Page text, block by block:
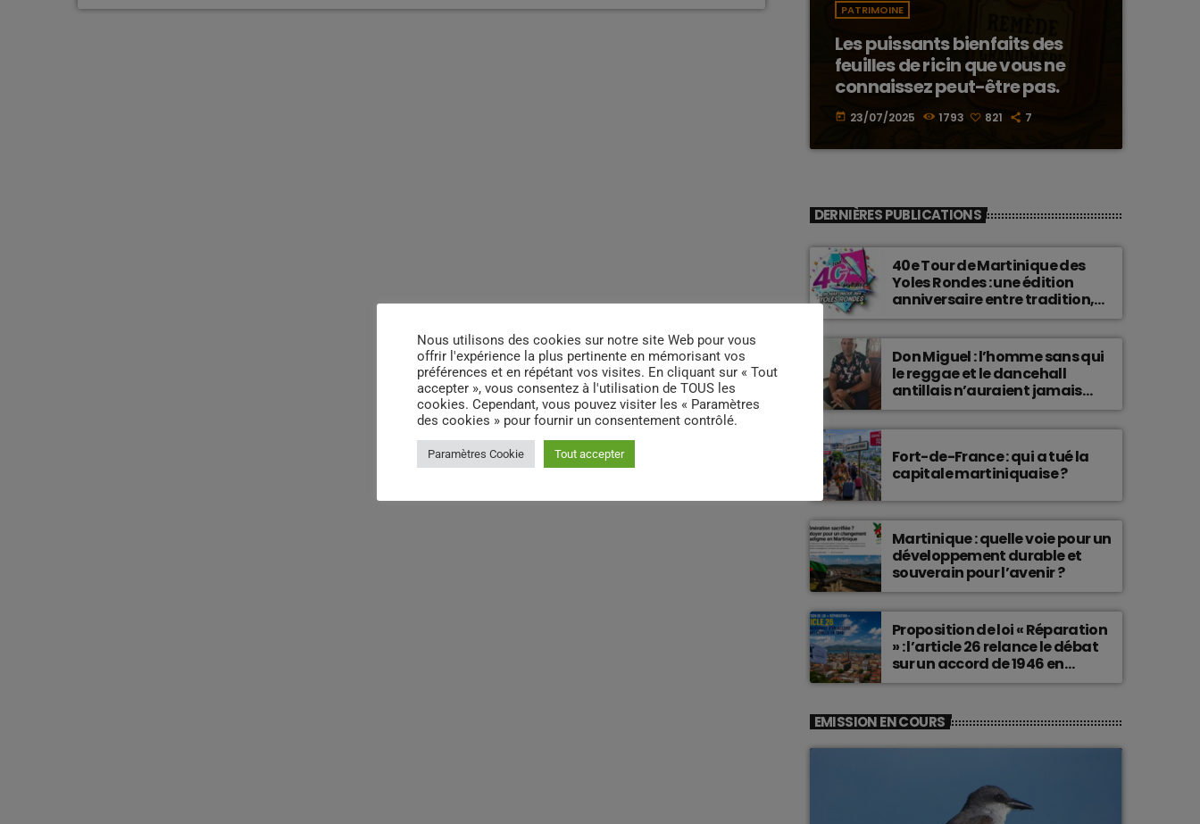
PATRIMOINE
Les puissants bienfaits des
feuilles de ricin que vous ne
connaissez peut-être pas.
today 23/07/2025 1793 821 7
DERNIÈRES PUBLICATIONS
40e Tour de Martinique des
Yoles Rondes : une édition
anniversaire entre tradition,
passion et fierté
martiniquaise.
Don Miguel : l’homme sans qui
le reggae et le dancehall
antillais n’auraient jamais
connu une telle histoire.
Fort-de-France : qui a tué la
capitale martiniquaise ?
Martinique : quelle voie pour un
développement durable et
souverain pour l’avenir ?
Proposition de loi « Réparation
» : l’article 26 relance le débat
sur un accord de 1946 en
Martinique
EMISSION EN COURS
Nous utilisons des cookies sur notre site Web pour vous
offrir l'expérience la plus pertinente en mémorisant vos
préférences et en répétant vos visites. En cliquant sur « Tout
accepter », vous consentez à l'utilisation de TOUS les
cookies. Cependant, vous pouvez visiter les « Paramètres
des cookies » pour fournir un consentement contrôlé.
Paramètres Cookie Tout accepter